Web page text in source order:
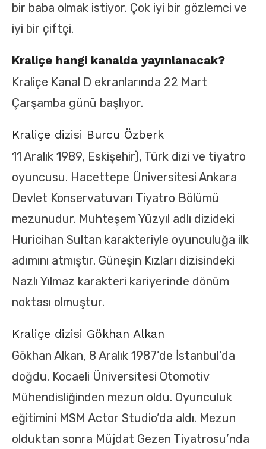
bir baba olmak istiyor. Çok iyi bir gözlemci ve
iyi bir çiftçi.
Kraliçe hangi kanalda yayınlanacak?
Kraliçe Kanal D ekranlarında 22 Mart
Çarşamba günü başlıyor.
Kraliçe dizisi Burcu Özberk
11 Aralık 1989, Eskişehir), Türk dizi ve tiyatro
oyuncusu. Hacettepe Üniversitesi Ankara
Devlet Konservatuvarı Tiyatro Bölümü
mezunudur. Muhteşem Yüzyıl adlı dizideki
Huricihan Sultan karakteriyle oyunculuğa ilk
adımını atmıştır. Güneşin Kızları dizisindeki
Nazlı Yılmaz karakteri kariyerinde dönüm
noktası olmuştur.
Kraliçe dizisi Gökhan Alkan
Gökhan Alkan, 8 Aralık 1987’de İstanbul’da
doğdu. Kocaeli Üniversitesi Otomotiv
Mühendisliğinden mezun oldu. Oyunculuk
eğitimini MSM Actor Studio’da aldı. Mezun
olduktan sonra Müjdat Gezen Tiyatrosu’nda